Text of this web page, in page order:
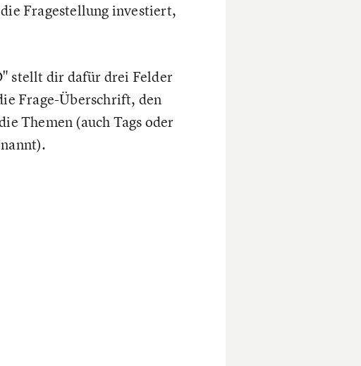
Fragestellung investiert,
stellt dir dafür drei Felder
Frage-Überschrift, den
Themen (auch Tags oder